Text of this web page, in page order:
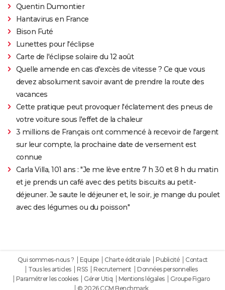
Quentin Dumontier
Hantavirus en France
Bison Futé
Lunettes pour l'éclipse
Carte de l'éclipse solaire du 12 août
Quelle amende en cas d'excès de vitesse ? Ce que vous
devez absolument savoir avant de prendre la route des
vacances
Cette pratique peut provoquer l'éclatement des pneus de
votre voiture sous l'effet de la chaleur
3 millions de Français ont commencé à recevoir de l'argent
sur leur compte, la prochaine date de versement est
connue
Carla Villa, 101 ans : "Je me lève entre 7 h 30 et 8 h du matin
et je prends un café avec des petits biscuits au petit-
déjeuner. Je saute le déjeuner et, le soir, je mange du poulet
avec des légumes ou du poisson"
Qui sommes-nous ? Equipe Charte éditoriale Publicité
Contact
Tous les articles
RSS Recrutement
Données personnelles
Paramétrer les cookies
Gérer Utiq Mentions légales
Groupe Figaro
© 2026 CCM Benchmark